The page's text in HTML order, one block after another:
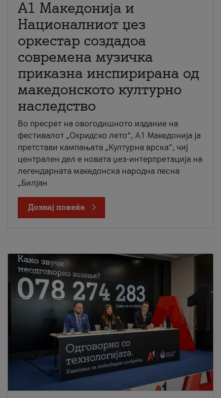
А1 Македонија и
Националниот џез
оркестар создадоа
современа музичка
приказна инспирирана од
македонското културно
наследство
Во пресрет на овогодишното издание на
фестивалот „Охридско лето“, А1 Македонија ја
претстави кампањата „Културна врска“, чиј
централен дел е новата џез-интерпретација на
легендарната македонска народна песна
„Билјан
Дознај повеќе